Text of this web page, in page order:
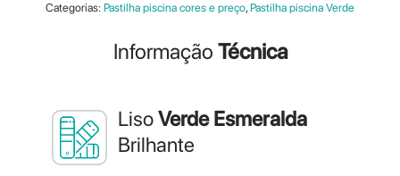
Categorias: Pastilha piscina cores e preço, Pastilha piscina Verde
Informação Técnica
LisoVerde Esmeralda
Brilhante